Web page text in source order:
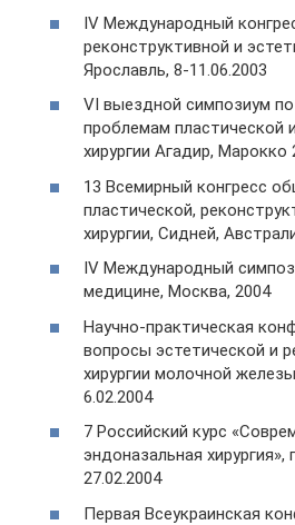
IV Международный
реконструктивной и
Ярославль, 8-11.06.2003
VI выездной симпозиум
проблемам пластической
хирургии Агадир, Марокко
13 Всемирный конгресс
пластической,
хирургии, Сидней,
IV Международный
медицине, Москва, 2004
Научно-практическая
вопросы эстетической и
хирургии молочной
6.02.2004
7 Российский курс
эндоназальная хирургия»,
27.02.2004
Первая Всеукраинская